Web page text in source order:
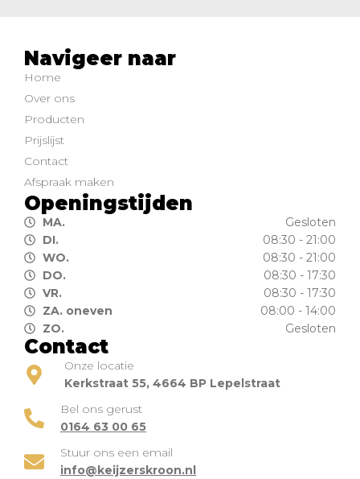
Navigeer naar
Home
Over ons
Producten
Prijslijst
Contact
Afspraak maken
Openingstijden
MA.
Gesloten
DI.
08:30 - 21:00
WO.
08:30 - 21:00
DO.
08:30 - 17:30
VR.
08:30 - 17:30
ZA. oneven
08:00 - 14:00
ZO.
Gesloten
Contact
Onze locatie
Kerkstraat 55, 4664 BP Lepelstraat
Bel ons gerust
0164 63 00 65
Stuur ons een email
info@keijzerskroon.nl